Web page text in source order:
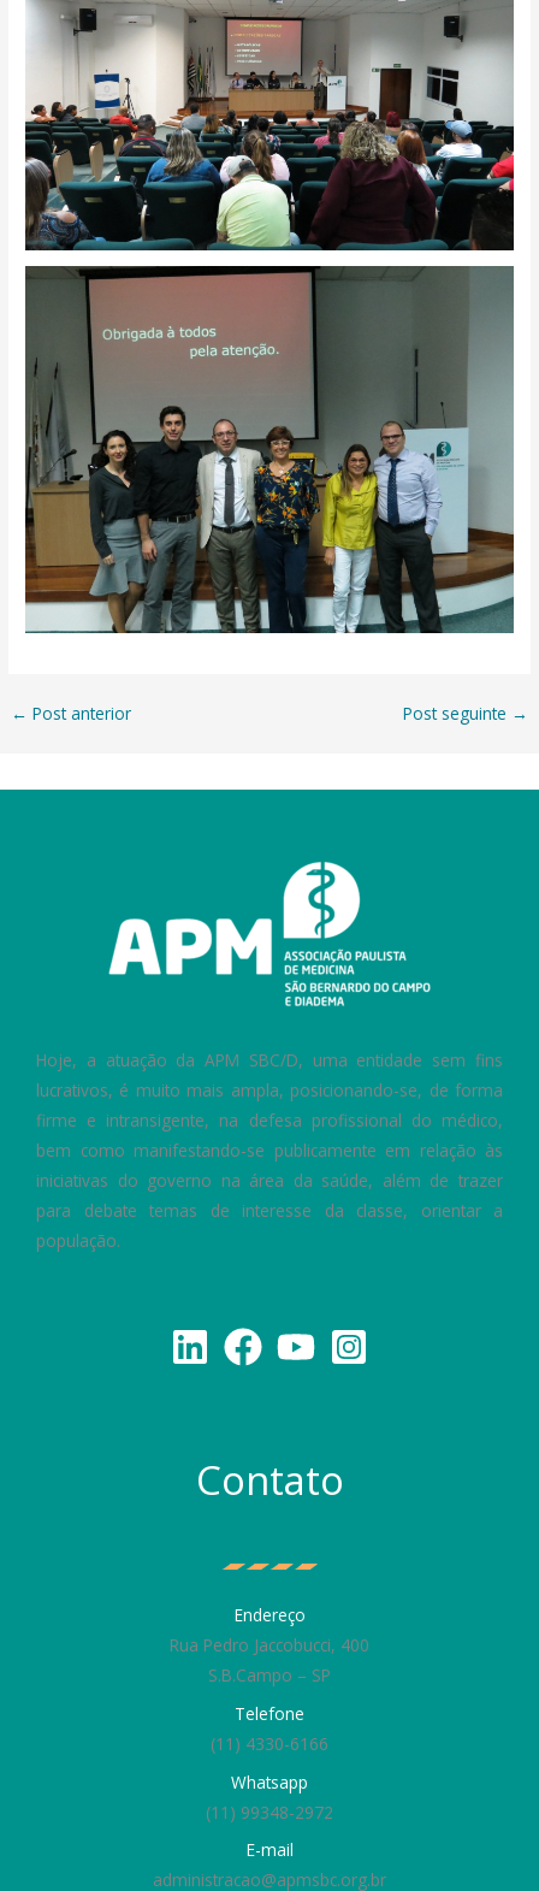
← Post anterior Post seguinte →
Hoje, a atuação da APM SBC/D, uma entidade sem fins
lucrativos, é muito mais ampla, posicionando-se, de forma
firme e intransigente, na defesa profissional do médico,
bem como manifestando-se publicamente em relação às
iniciativas do governo na área da saúde, além de trazer
para debate temas de interesse da classe, orientar a
população.
Contato
Endereço
Rua Pedro Jaccobucci, 400
S.B.Campo – SP
Telefone
(11) 4330-6166
Whatsapp
(11) 99348-2972
E-mail
administracao@apmsbc.org.br